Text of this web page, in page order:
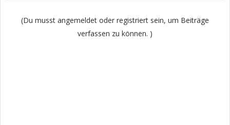
(Du musst angemeldet oder registriert sein, um Beiträge
verfassen zu können. )